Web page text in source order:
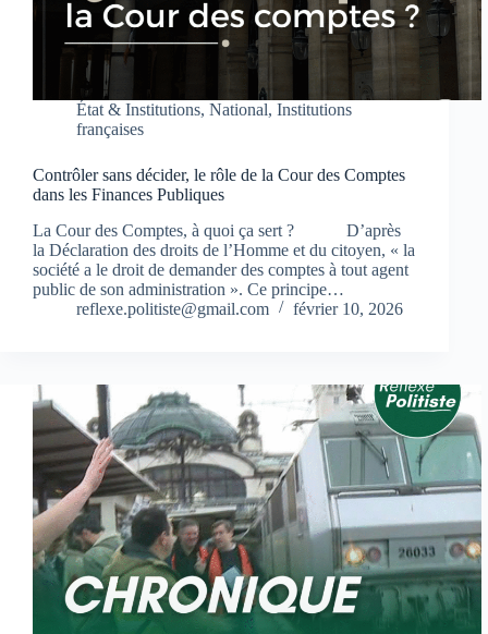
État & Institutions, National, Institutions
françaises
Contrôler sans décider, le rôle de la Cour des Comptes
dans les Finances Publiques
La Cour des Comptes, à quoi ça sert ? D’après
la Déclaration des droits de l’Homme et du citoyen, « la
société a le droit de demander des comptes à tout agent
public de son administration ». Ce principe…
reflexe.politiste@gmail.com
février 10, 2026